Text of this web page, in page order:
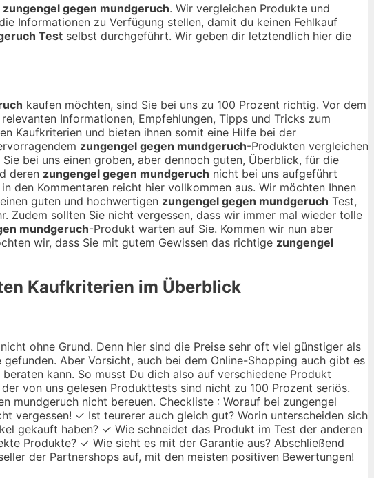
zungengel gegen mundgeruch. Wir vergleichen Produkte und
Informationen zu Verfügung stellen, damit du keinen Fehlkauf
Test selbst durchgeführt. Wir geben dir letztendlich hier die
kaufen möchten, sind Sie bei uns zu 100 Prozent richtig. Vor dem
Informationen, Empfehlungen, Tipps und Tricks zum
Kaufkriterien und bieten ihnen somit eine Hilfe bei der
zungengel gegen mundgeruch-Produkten vergleichen
bei uns einen groben, aber dennoch guten, Überblick, für die
deren zungengel gegen mundgeruch nicht bei uns aufgeführt
den Kommentaren reicht hier vollkommen aus. Wir möchten Ihnen
guten und hochwertigen zungengel gegen mundgeruch Test,
Zudem sollten Sie nicht vergessen, dass wir immer mal wieder tolle
mundgeruch-Produkt warten auf Sie. Kommen wir nun aber
wir, dass Sie mit gutem Gewissen das richtige zungengel
Kaufkriterien im Überblick
ohne Grund. Denn hier sind die Preise sehr oft viel günstiger als
Aber Vorsicht, auch bei dem Online-Shopping auch gibt es
kann. So musst Du dich also auf verschiedene Produkt
von uns gelesen Produkttests sind nicht zu 100 Prozent seriös.
mundgeruch nicht bereuen. Checkliste : Worauf bei zungengel
vergessen! ✓ Ist teurerer auch gleich gut? Worin unterscheiden sich
gekauft haben? ✓ Wie schneidet das Produkt im Test der anderen
Produkte? ✓ Wie sieht es mit der Garantie aus? Abschließend
der Partnershops auf, mit den meisten positiven Bewertungen!